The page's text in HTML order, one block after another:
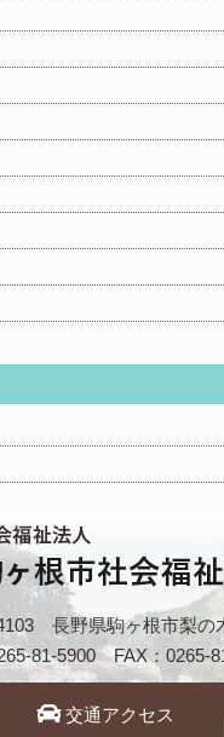
長野県駒ヶ根市梨の
81-5900 FAX：0265-
交通アクセス